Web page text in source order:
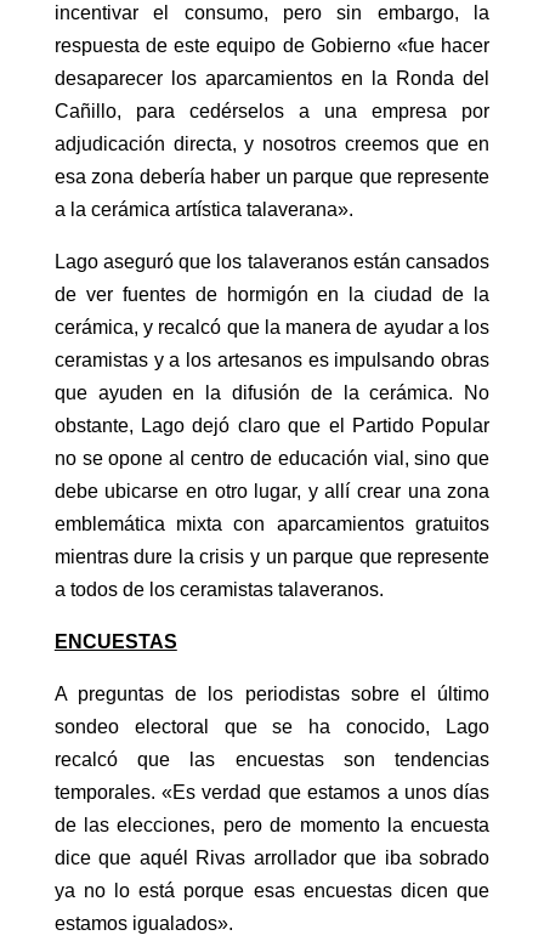
incentivar el consumo, pero sin embargo, la
respuesta de este equipo de Gobierno «fue hacer
desaparecer los aparcamientos en la Ronda del
Cañillo, para cedérselos a una empresa por
adjudicación directa, y nosotros creemos que en
esa zona debería haber un parque que represente
a la cerámica artística talaverana».
Lago aseguró que los talaveranos están cansados
de ver fuentes de hormigón en la ciudad de la
cerámica, y recalcó que la manera de ayudar a los
ceramistas y a los artesanos es impulsando obras
que ayuden en la difusión de la cerámica. No
obstante, Lago dejó claro que el Partido Popular
no se opone al centro de educación vial, sino que
debe ubicarse en otro lugar, y allí crear una zona
emblemática mixta con aparcamientos gratuitos
mientras dure la crisis y un parque que represente
a todos de los ceramistas talaveranos.
ENCUESTAS
A preguntas de los periodistas sobre el último
sondeo electoral que se ha conocido, Lago
recalcó que las encuestas son tendencias
temporales. «Es verdad que estamos a unos días
de las elecciones, pero de momento la encuesta
dice que aquél Rivas arrollador que iba sobrado
ya no lo está porque esas encuestas dicen que
estamos igualados».